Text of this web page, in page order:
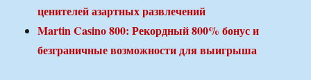
ценителей азартных развлечений
Martin Casino 800: Рекордный 800% бонус и
безграничные возможности для выигрыша